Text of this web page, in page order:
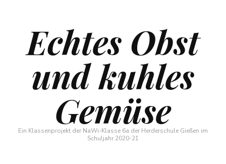
Echtes Obst
und kuhles
Gemüse
Ein Klassenprojekt der NaWi-Klasse 6a der Herderschule Gießen im
Schuljahr 2020-21